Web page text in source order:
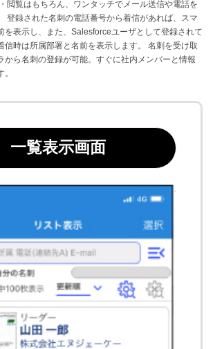
閲覧はもちろん、ワンタッチでメール送信や電話を
登録された名刺の電話番号から着信があれば、スマ
を表示し、また、Salesforceユーザとして登録されて
信時は所属部署と名前を表示します。 名刺を受け取
から名刺の登録が可能。すぐに社内メンバーと情報
一覧表示画面